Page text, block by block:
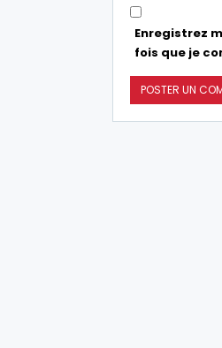
Enregistrez
fois que je